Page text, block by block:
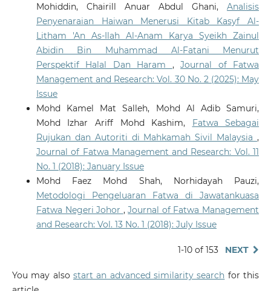
Mohiddin, Chairill Anuar Abdul Ghani,Analisis
Penyenaraian Haiwan Menerusi Kitab Kasyf Al-
Litham 'An As-Ilah Al-Anam Karya Syeikh Zainul
Abidin Bin Muhammad Al-Fatani Menurut
Perspektif Halal Dan Haram ,Journal of Fatwa
Management and Research: Vol. 30 No. 2 (2025): May
Issue
Mohd Kamel Mat Salleh, Mohd Al Adib Samuri,
Mohd Izhar Ariff Mohd Kashim, Fatwa Sebagai
Rujukan dan Autoriti di Mahkamah Sivil Malaysia,
Journal of Fatwa Management and Research: Vol. 11
No. 1 (2018): January Issue
Mohd Faez Mohd Shah, Norhidayah Pauzi,
Metodologi Pengeluaran Fatwa di Jawatankuasa
Fatwa Negeri Johor ,Journal of Fatwa Management
and Research: Vol. 13 No. 1 (2018): July Issue
1-10 of 153 NEXT
You may also start an advanced similarity search for this